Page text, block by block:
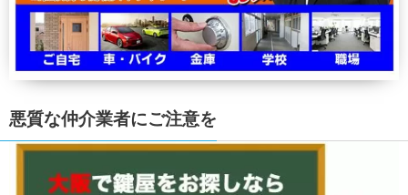
悪質な仲介業者にご注意を